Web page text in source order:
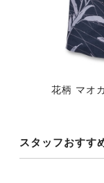
花柄 マオ
スタッフおすす